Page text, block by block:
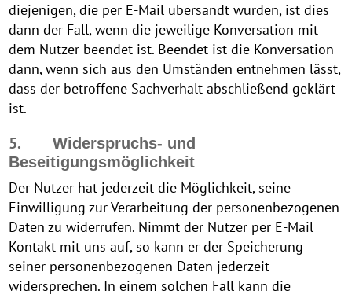
diejenigen, die per E-Mail übersandt wurden, ist dies
dann der Fall, wenn die jeweilige Konversation mit
dem Nutzer beendet ist. Beendet ist die Konversation
dann, wenn sich aus den Umständen entnehmen lässt,
dass der betroffene Sachverhalt abschließend geklärt
ist.
5.
Widerspruchs- und
Beseitigungsmöglichkeit
Der Nutzer hat jederzeit die Möglichkeit, seine
Einwilligung zur Verarbeitung der personenbezogenen
Daten zu widerrufen. Nimmt der Nutzer per E-Mail
Kontakt mit uns auf, so kann er der Speicherung
seiner personenbezogenen Daten jederzeit
widersprechen. In einem solchen Fall kann die